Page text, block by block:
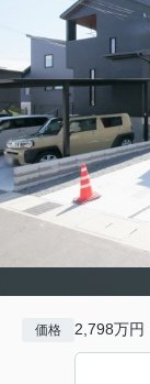
価格 2,798万円